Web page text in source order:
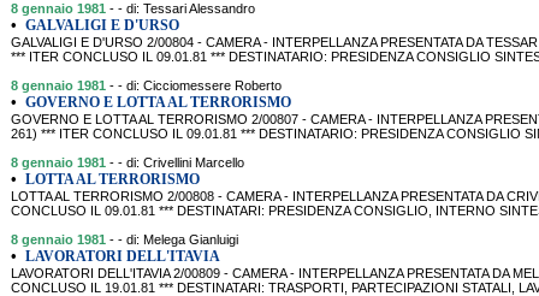
8 gennaio 1981 - - di: Tessari Alessandro
• GALVALIGI E D'URSO
GALVALIGI E D'URSO 2/00804 - CAMERA - INTERPELLANZA PRESENTATA DA
*** ITER CONCLUSO IL 09.01.81 *** DESTINATARIO: PRESIDENZA CONSIGLIO
8 gennaio 1981 - - di: Cicciomessere Roberto
• GOVERNO E LOTTA AL TERRORISMO
GOVERNO E LOTTA AL TERRORISMO 2/00807 - CAMERA - INTERPELLANZA
261) *** ITER CONCLUSO IL 09.01.81 *** DESTINATARIO: PRESIDENZA CONSIGLIO
8 gennaio 1981 - - di: Crivellini Marcello
• LOTTA AL TERRORISMO
LOTTA AL TERRORISMO 2/00808 - CAMERA - INTERPELLANZA PRESENTATA DA
CONCLUSO IL 09.01.81 *** DESTINATARI: PRESIDENZA CONSIGLIO, INTERNO
8 gennaio 1981 - - di: Melega Gianluigi
• LAVORATORI DELL'ITAVIA
LAVORATORI DELL'ITAVIA 2/00809 - CAMERA - INTERPELLANZA PRESENTATA DA
CONCLUSO IL 19.01.81 *** DESTINATARI: TRASPORTI, PARTECIPAZIONI STATALI,